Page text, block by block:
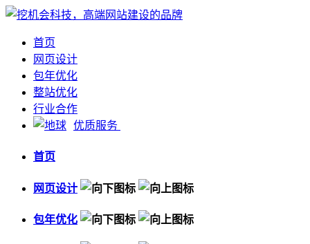
首页
网页设计
包年优化
整站优化
行业合作
优质服务
首页
网页设计
包年优化